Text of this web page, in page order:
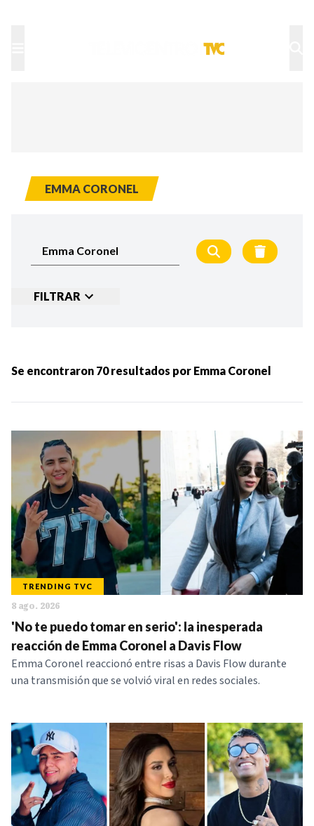
EMMA CORONEL
FILTRAR
MÁS RECIENTES
MENOS RECIENTES
Periodo:
IR
NOTICIAS
SERIES
Se encontraron 70 resultados por Emma Coronel
TRENDING TVC
8 ago. 2026
'No te puedo tomar en serio': la inesperada
reacción de Emma Coronel a Davis Flow
Emma Coronel reaccionó entre risas a Davis Flow durante
una transmisión que se volvió viral en redes sociales.